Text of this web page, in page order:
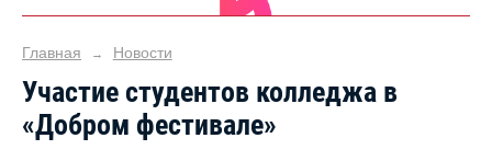
Главная → Новости
Участие студентов колледжа в
«Добром фестивале»